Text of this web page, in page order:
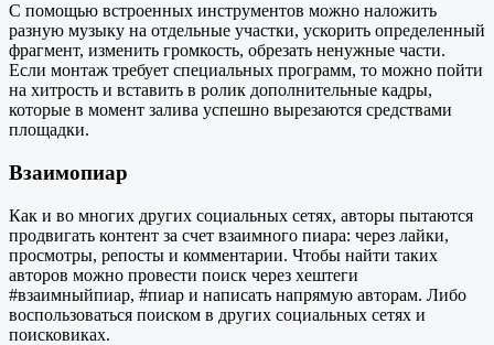
С помощью встроенных инструментов можно наложить
разную музыку на отдельные участки, ускорить определенный
фрагмент, изменить громкость, обрезать ненужные части.
Если монтаж требует специальных программ, то можно пойти
на хитрость и вставить в ролик дополнительные кадры,
которые в момент залива успешно вырезаются средствами
площадки.
Взаимопиар
Как и во многих других социальных сетях, авторы пытаются
продвигать контент за счет взаимного пиара: через лайки,
просмотры, репосты и комментарии. Чтобы найти таких
авторов можно провести поиск через хештеги
#взаимныйпиар, #пиар и написать напрямую авторам. Либо
воспользоваться поиском в других социальных сетях и
поисковиках.